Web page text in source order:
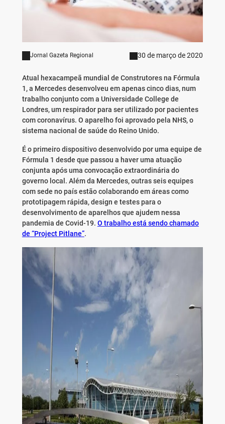
Jornal Gazeta Regional 30 de março de 2020
Atual hexacampeã mundial de Construtores na Fórmula
1, a Mercedes desenvolveu em apenas cinco dias, num
trabalho conjunto com a Universidade College de
Londres, um respirador para ser utilizado por pacientes
com coronavírus. O aparelho foi aprovado pela NHS, o
sistema nacional de saúde do Reino Unido.
É o primeiro dispositivo desenvolvido por uma equipe de
Fórmula 1 desde que passou a haver uma atuação
conjunta após uma convocação extraordinária do
governo local. Além da Mercedes, outras seis equipes
com sede no país estão colaborando em áreas como
prototipagem rápida, design e testes para o
desenvolvimento de aparelhos que ajudem nessa
pandemia de Covid-19. O trabalho está sendo chamado
de “Project Pitlane”.